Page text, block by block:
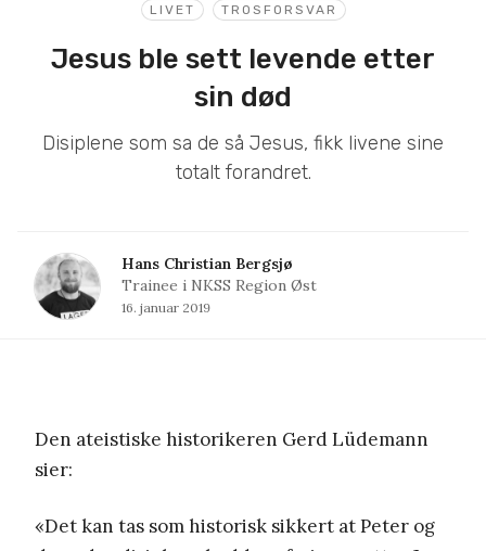
LIVET TROSFORSVAR
Jesus ble sett levende etter
sin død
Disiplene som sa de så Jesus, fikk livene sine
totalt forandret.
Hans Christian Bergsjø
Trainee i NKSS Region Øst
16. januar 2019
Den ateistiske historikeren Gerd Lüdemann
sier:
«Det kan tas som historisk sikkert at Peter og